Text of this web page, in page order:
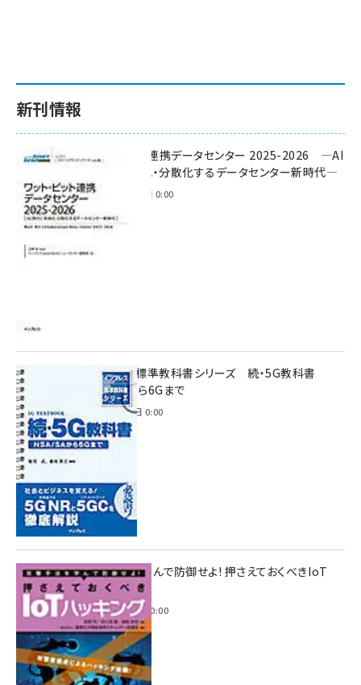
新刊情報
ワット・ビット連携データセンター 2025-2026 ―AI
時代に多様化・分散化するデータセンター新時代―
2025年11月28日 0:00
インプレス標準教科書シリーズ 続・5G教科書
NSA/SAから6Gまで
2023年4月3日 0:00
攻撃手法を学んで防御せよ! 押さえておくべきIoT
ハッキング
2022年6月14日 0:00